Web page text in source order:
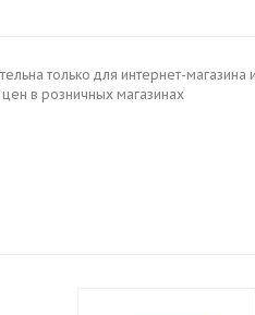
только для интернет-магазина
цен в розничных магазинах